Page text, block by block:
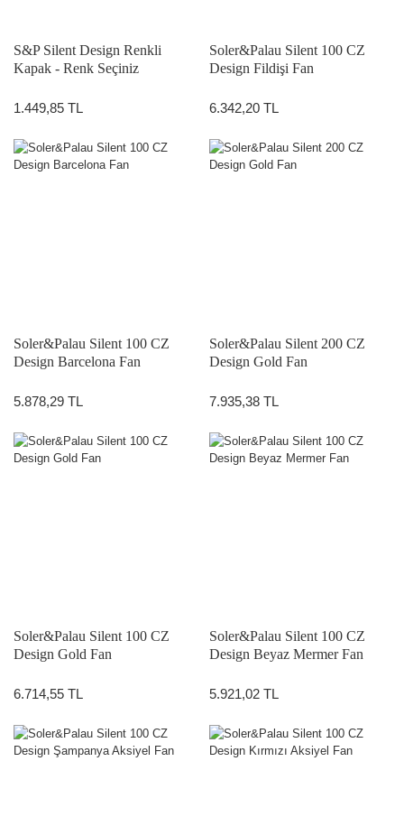
S&P Silent Design Renkli
Kapak - Renk Seçiniz
1.449,85 TL
Soler&Palau Silent 100 CZ
Design Fildişi Fan
6.342,20 TL
Soler&Palau Silent 100 CZ
Design Barcelona Fan
5.878,29 TL
Soler&Palau Silent 200 CZ
Design Gold Fan
7.935,38 TL
Soler&Palau Silent 100 CZ
Design Gold Fan
6.714,55 TL
Soler&Palau Silent 100 CZ
Design Beyaz Mermer Fan
5.921,02 TL